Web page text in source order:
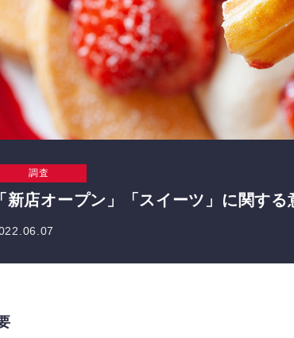
調査
「新店オープン」「スイーツ」に関する